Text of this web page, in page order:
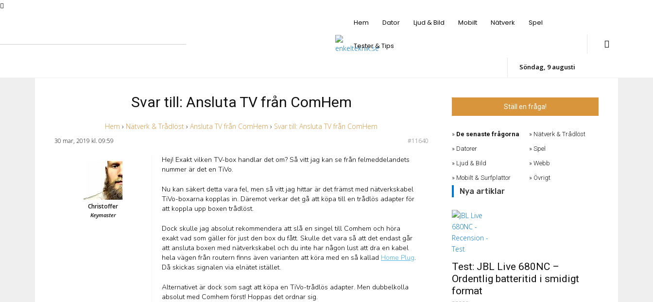
Hem Dator Ljud & Bild Mobilt Nätverk Spel
Tester & Tips
söndag, 9 augusti
Svar till: Ansluta TV från ComHem
Hem › Nätverk & Trådlöst › Ansluta TV från ComHem › Svar till: Ansluta TV från ComHem
30 mar, 2019 kl. 09:59 #11640
Christoffer
Keymaster
Hej! Exakt vilken TV-box handlar det om? Så vitt jag kan se från felmeddelandets
nummer är det en TiVo.
Nu kan säkert detta vara fel, men så vitt jag hittar är det främst med nätverkskabel
TiVo-boxarna kopplas in. Däremot verkar det gå att köpa till en trådlös adapter för
att koppla upp boxen trådlöst.
Dock skulle jag absolut rekommendera att slå en singel till Comhem och höra
exakt vad som gäller för just den box du fått. Skulle det vara så att det endast går
att ansluta boxen med nätverkskabel och du inte har någon lust att dra en kabel
hela vägen från routern finns även varianten att köra med en så kallad Home Plug.
Då skickas signalen via elnätet istället.
Alternativet är dock som sagt att köpa en TiVo-trådlös adapter. Men dubbelkolla
absolut med Comhem först! Hoppas det ordnar sig.
Ställ en fråga!
De senaste frågorna
Datorer
Ljud & Bild
Mobilt & Surfplattor
Nätverk & Trådlöst
Spel
Webb
Övrigt
Nya artiklar
Test: JBL Live 680NC –
Ordentlig batteritid i smidigt
format